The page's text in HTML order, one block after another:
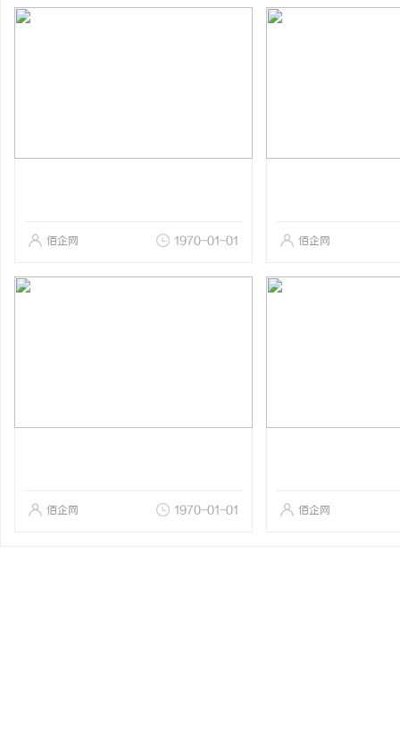
佰企网 1970-01-01 佰企网
佰企网 1970-01-01 佰企网